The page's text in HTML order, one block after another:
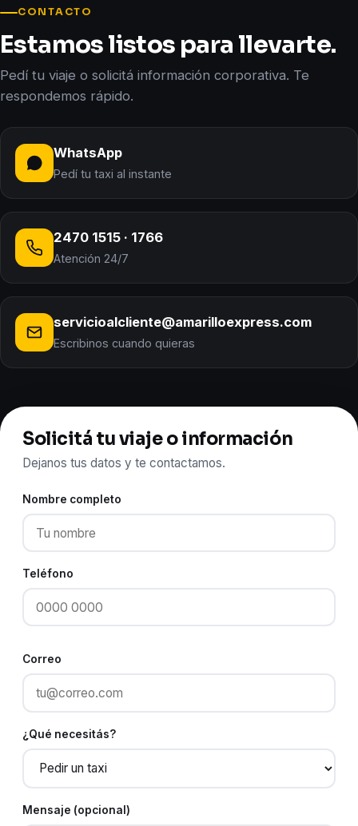
CONTACTO
Estamos listos para llevarte.
Pedí tu viaje o solicitá información corporativa. Te
respondemos rápido.
WhatsApp
Pedí tu taxi al instante
2470 1515 · 1766
Atención 24/7
servicioalcliente@amarilloexpress.com
Escribinos cuando quieras
Solicitá tu viaje o información
Dejanos tus datos y te contactamos.
Nombre completo
Teléfono
Correo
¿Qué necesitás?
Mensaje (opcional)